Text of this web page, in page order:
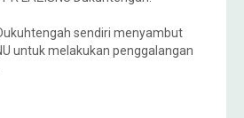
sendiri menyambut
untuk melakukan penggalangan